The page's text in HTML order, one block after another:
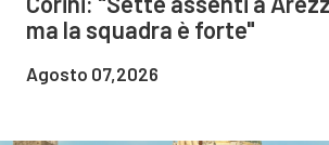
ma la squadra è forte"
Agosto 07,2026